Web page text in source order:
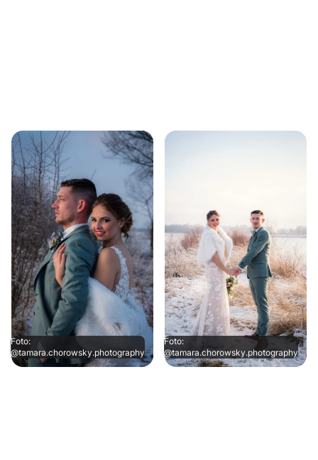
Foto:
@tamara.chorowsky.photography
Foto:
@tamara.chorowsky.photography